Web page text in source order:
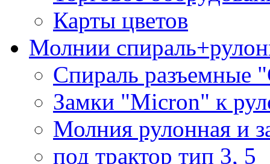
Карты цветов
Молнии
Спираль разъемные
Замки "Micron" к
Молния рулонная и
под трактор тип 3, 5